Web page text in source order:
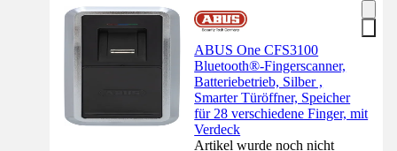
ABUS One CFS3100
Bluetooth®-Fingerscanner,
Batteriebetrieb, Silber ,
Smarter Türöffner, Speicher
für 28 verschiedene Finger, mit
Verdeck
Artikel wurde noch nicht